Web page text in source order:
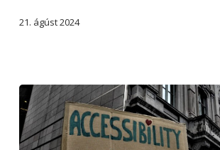
21. ágúst 2024